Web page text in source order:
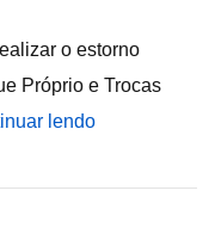
o estorno
Próprio e Trocas
lendo